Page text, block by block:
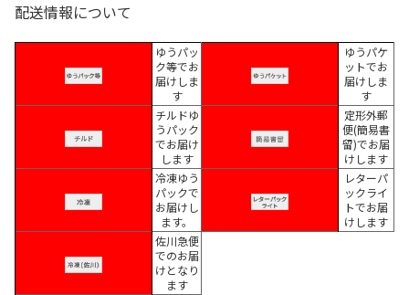
配送情報について
ゆうパッ
ク等でお
届けしま
す
ゆうパケ
ットでお
届けしま
す
チルドゆ
うパック
でお届け
します
定形外郵
便(簡易書
留)でお届
けします
冷凍ゆう
パックで
お届けし
ます。
レターパ
ックライ
トでお届
けします
佐川急便
でのお届
けとなり
ます